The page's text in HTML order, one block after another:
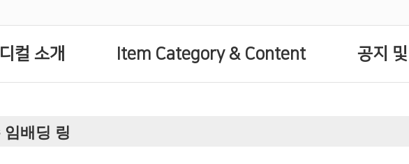
컬 소개 Item Category & Content 공지
배딩 링